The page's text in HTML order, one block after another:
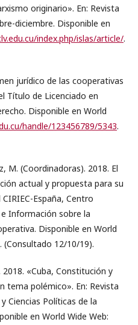
originario». En: Revista
diciembre. Disponible en
index.php/islas/article/.
jurídico de las cooperativas
Título de Licenciado en
Disponible en World
handle/123456789/5343.
M. (Coordinadoras). 2018. El
actual y propuesta para su
España, Centro
Información sobre la
Disponible en World
. (Consultado 12/10/19).
«Cuba, Constitución y
tema polémico». En: Revista
Ciencias Políticas de la
en World Wide Web: